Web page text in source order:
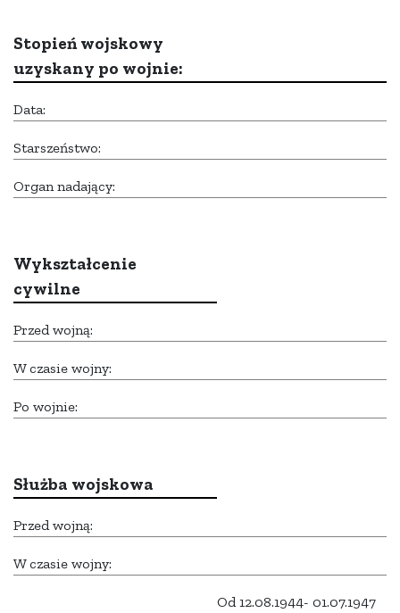
Stopień wojskowy
uzyskany po wojnie:
Data:
Starszeństwo:
Organ nadający:
Wykształcenie
cywilne
Przed wojną:
W czasie wojny:
Po wojnie:
Służba wojskowa
Przed wojną:
W czasie wojny:
Od 12.08.1944- 01.07.1947